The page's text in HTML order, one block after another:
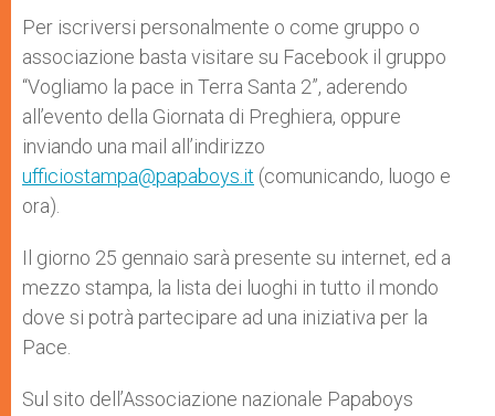
Per iscriversi personalmente o come gruppo o
associazione basta visitare su Facebook il gruppo
“Vogliamo la pace in Terra Santa 2”, aderendo
all’evento della Giornata di Preghiera, oppure
inviando una mail all’indirizzo
ufficiostampa@papaboys.it (comunicando, luogo e
ora).
Il giorno 25 gennaio sarà presente su internet, ed a
mezzo stampa, la lista dei luoghi in tutto il mondo
dove si potrà partecipare ad una iniziativa per la
Pace.
Sul sito dell’Associazione nazionale Papaboys